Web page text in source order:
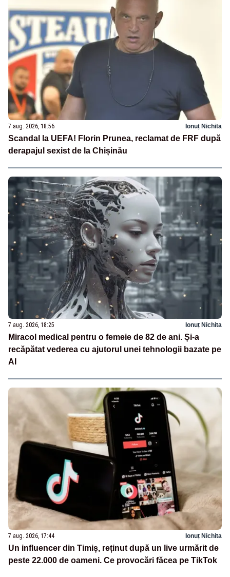
7 aug. 2026, 18:56 Ionuț Nichita
Scandal la UEFA! Florin Prunea, reclamat de FRF după
derapajul sexist de la Chișinău
7 aug. 2026, 18:25 Ionuț Nichita
Miracol medical pentru o femeie de 82 de ani. Și-a
recăpătat vederea cu ajutorul unei tehnologii bazate pe
AI
7 aug. 2026, 17:44 Ionuț Nichita
Un influencer din Timiș, reținut după un live urmărit de
peste 22.000 de oameni. Ce provocări făcea pe TikTok